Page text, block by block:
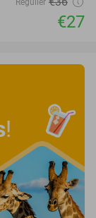
Regulier
€27
!